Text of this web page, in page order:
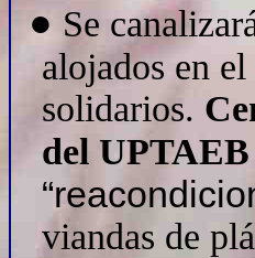
● Se
alojados en
solidarios.
del UPTAEB
viandas de